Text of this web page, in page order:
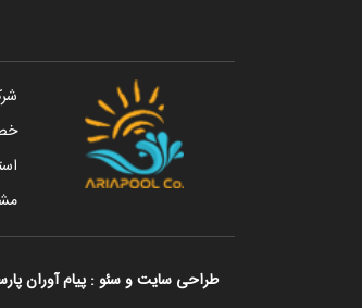
طراحی سایتوسئو : پیام آوران